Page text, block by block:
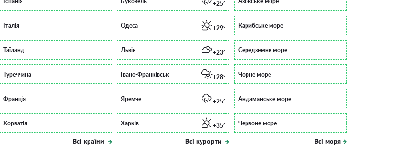
Італія
Таїланд
Туреччина
Франція
Хорватія
Всі країни
+25°
Одеса +29°
Львів +23°
Івано-Франківськ +28°
Яремче +25°
Харків +35°
Всі курорти
Карибське море
Середземне море
Чорне море
Андаманське море
Червоне море
Всі моря